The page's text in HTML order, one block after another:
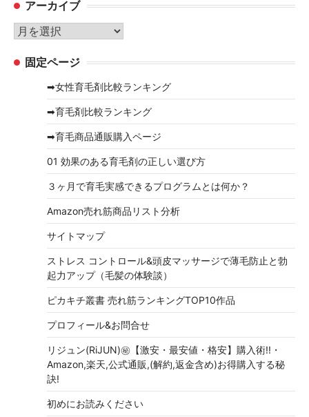
ゴ
リ
ー
アーカイブ
ア
カ 固定ページ
➡女性育毛剤比較ランキング
➡育毛剤比較ランキング
➡育毛商品通販購入ページ
01 効果のある育毛剤の正しい選び方
３ヶ月で育毛実感できるプログラムとは何か？
Amazon売れ筋商品リスト分析
サイトマップ
ストレス コントロール&頭皮マッサージで薄毛防止と勃
起力アップ（毛髪の体験談）
ピカキチ叢書 売れ筋ランキングTOP10作品
プロフィール&お問合せ
リジュン(RiJUN)㊙【激安・最安値・格安】購入術!!・
Amazon,楽天,公式通販,(解約,返金含め)お得購入する秘
訣!
初めにお読みください